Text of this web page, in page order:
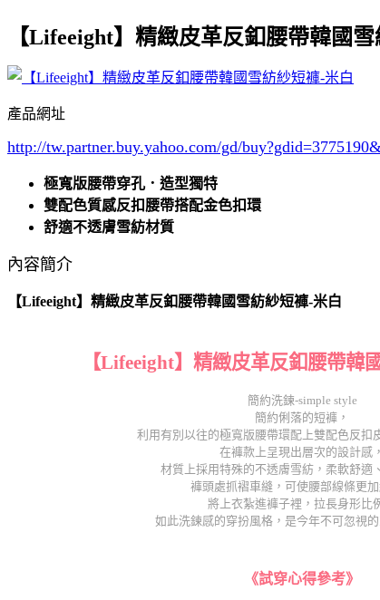
【Lifeeight】精緻皮革反釦腰帶韓國
產品網址
http://tw.partner.buy.yahoo.com/gd/buy?gdid=3775190
極寬版腰帶穿孔．造型獨特
雙配色質感反扣腰帶搭配金色扣環
舒適不透膚雪紡材質
內容簡介
【Lifeeight】精緻皮革反釦腰帶韓國雪紡紗短褲-米白
【Lifeeight】精緻皮革反釦腰帶韓
簡約洗鍊-simple style
簡約俐落的短褲，
利用有別以往的極寬版腰帶環配上雙配色反扣
在褲款上呈現出層次的設計感，
材質上採用特殊的不透膚雪紡，柔軟舒適
褲頭處抓褶車縫，可使腰部線條更加
將上衣紮進褲子裡，拉長身形比
如此洗鍊感的穿扮風格，是今年不可忽視的
《試穿心得參考》